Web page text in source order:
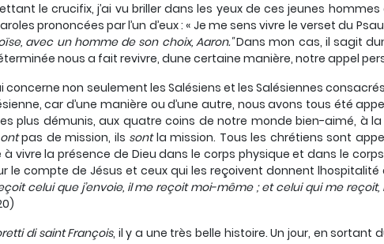
le crucifix, j’ai vu briller dans les yeux de ces jeunes
prononcées par l’un d’eux : « Je me sens vivre le verset du
avec un homme de son choix, Aaron."Dans mon cas, il sagit
nous a fait revivre, dune certaine manière, notre appel
concerne non seulement les Salésiens et les Salésiennes
car d’une manière ou d’une autre, nous avons tous été
plus démunis, aux quatre coins de notre monde bien-aimé, à
ontpas de mission, ils sontla mission. Tous les chrétiens sont
vivre la présence de Dieu dans le corps physique et dans le
le compte de Jésus et ceux qui les reçoivent donnent lhospitalité
celui que j’envoie, il me reçoit moi-même ; et celui qui me reçoit,
di saint François, il y a une très belle histoire. Un jour, en